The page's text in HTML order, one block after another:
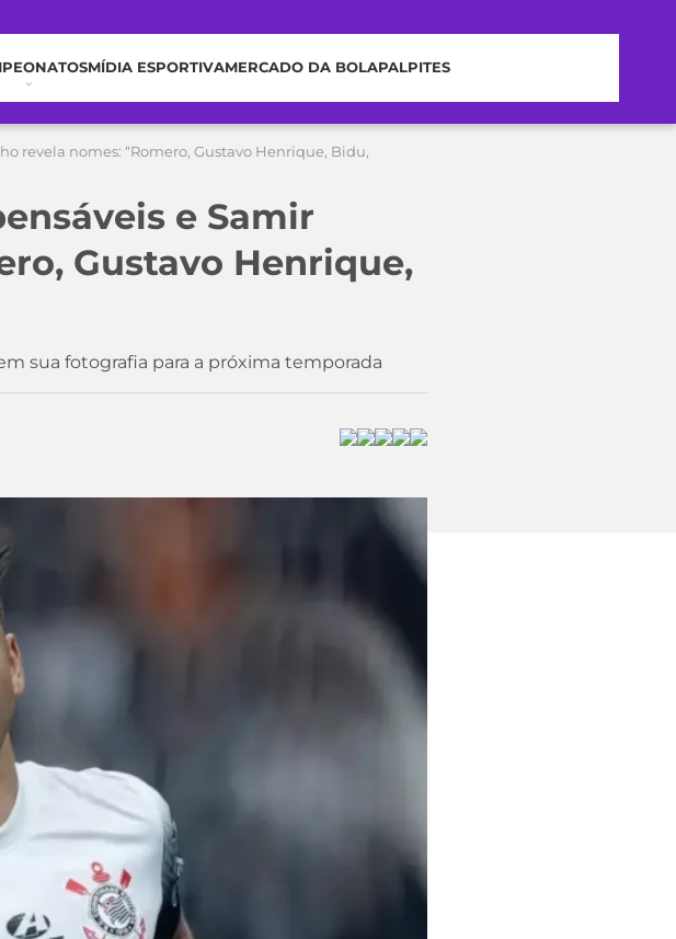
MÍDIA ESPORTIVAMERCADO DA BOLAPALPITES
revela nomes: “Romero, Gustavo Henrique, Bidu,
e Samir
Gustavo Henrique,
sua fotografia para a próxima temporada